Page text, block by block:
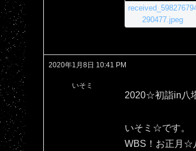
290477.jpeg
2020年1月8日 10:41 PM
いそミ
2020☆初詣in八
いそミ☆です。
WBS！お正月☆